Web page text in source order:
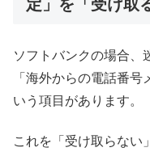
定」を「受け取
ソフトバンクの場合、
「海外からの電話番
いう項目があります。
これを「受け取らない